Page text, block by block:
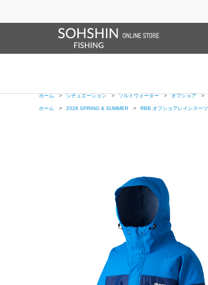
RBB > RBB オフショアレインスーツ
ホーム > シチュエーション > ソルトウォーター > オフショア >
ホーム > 2026 SPRING & SUMMER > RBB オフショアレインスーツ